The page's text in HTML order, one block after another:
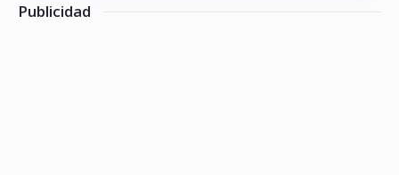
Publicidad